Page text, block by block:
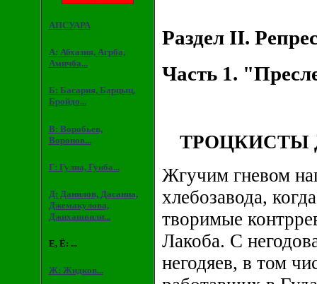
АПСУАРА
А: Абхазия, Агрба,
Амичба...
Б: Басария, Барцыц,
Бройдо...
В: Воробьев,
Воронов...
Г: Гулиа, Гунба...
Д: Данилов, Дасаниа,
Джемакулова,
Джихашвили...
Е, Ё: ...
Ж: Жидков...
Раздел II.
Часть 1.
Жгучим гневом
хлебозавода,
творимые
Лакоба. С
негодяев, в том